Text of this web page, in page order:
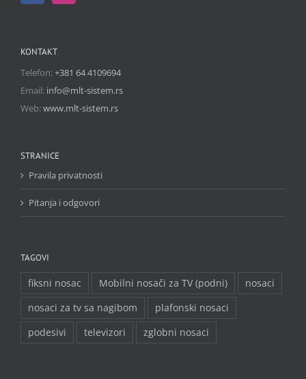
KONTAKT
Telefon:+381 64 4109694
Email: info@mlt-sistem.rs
Web:www.mlt-sistem.rs
STRANICE
Pravila privatnosti
Pitanja i odgovori
TAGOVI
fiksni nosac Mobilni nosači za TV (podni)
nosaci
nosaci za tv sa nagibom
plafonski nosaci
podesivi
televizori zglobni nosaci